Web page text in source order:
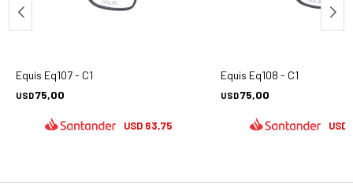
Equis Eq107 - C1
USD75,00
USD 63,75
Equis Eq108 - C1
USD75,00
USD